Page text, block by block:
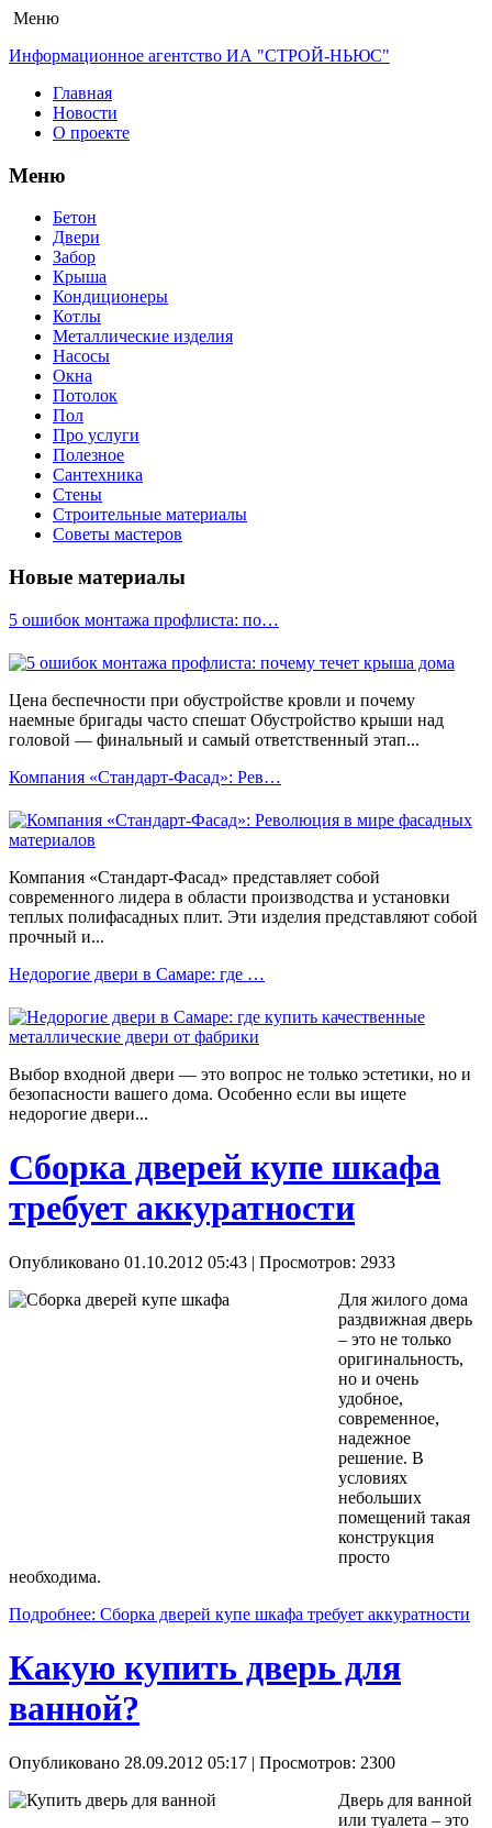
Меню
Информационное агентство ИА "СТРОЙ-НЬЮС"
Главная
Новости
О проекте
Меню
Бетон
Двери
Забор
Крыша
Кондиционеры
Котлы
Металлические изделия
Насосы
Окна
Потолок
Пол
Про услуги
Полезное
Сантехника
Стены
Строительные материалы
Советы мастеров
Новые материалы
5 ошибок монтажа профлиста: по…
Цена беспечности при обустройстве кровли и почему
наемные бригады часто спешат Обустройство крыши над
головой — финальный и самый ответственный этап...
Компания «Стандарт-Фасад»: Рев…
Компания «Стандарт-Фасад» представляет собой
современного лидера в области производства и установки
теплых полифасадных плит. Эти изделия представляют собой
прочный и...
Недорогие двери в Самаре: где …
Выбор входной двери — это вопрос не только эстетики, но и
безопасности вашего дома. Особенно если вы ищете
недорогие двери...
Сборка дверей купе шкафа
требует аккуратности
Опубликовано 01.10.2012 05:43 | Просмотров: 2933
Для жилого дома
раздвижная дверь
– это не только
оригинальность,
но и очень
удобное,
современное,
надежное
решение. В
условиях
небольших
помещений такая
конструкция
просто
необходима.
Подробнее: Сборка дверей купе шкафа требует аккуратности
Какую купить дверь для
ванной?
Опубликовано 28.09.2012 05:17 | Просмотров: 2300
Дверь для ванной
или туалета – это